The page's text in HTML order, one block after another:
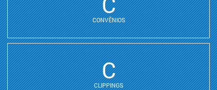
CONVÊNIOS
C
CLIPPINGS